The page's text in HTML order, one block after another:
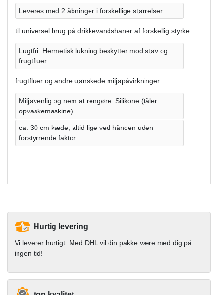
Leveres med 2 åbninger i forskellige størrelser,
til universel brug på drikkevandshaner af forskellig styrke
Lugtfri. Hermetisk lukning beskytter mod støv og
frugtfluer
frugtfluer og andre uønskede miljøpåvirkninger.
Miljøvenlig og nem at rengøre. Silikone (tåler
opvaskemaskine)
ca. 30 cm kæde, altid lige ved hånden uden
forstyrrende faktor
Hurtig levering
Vi leverer hurtigt. Med DHL vil din pakke være med dig på
ingen tid!